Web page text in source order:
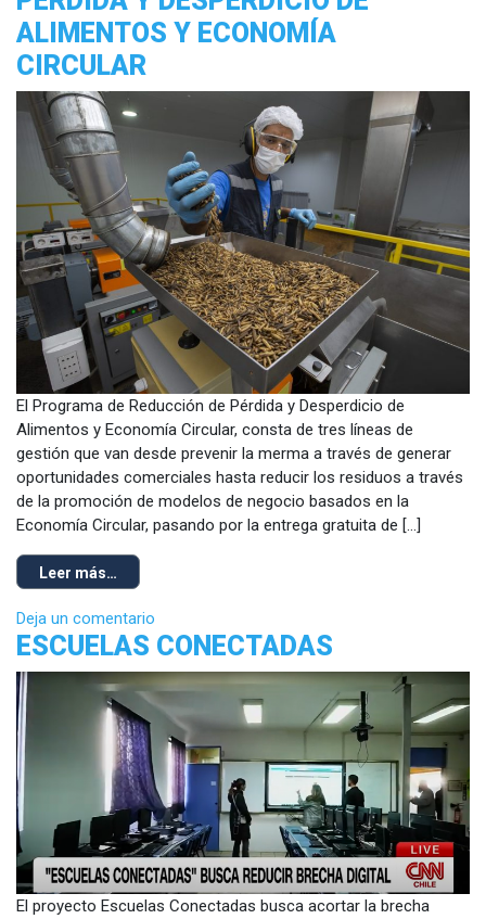
ALIMENTOS Y ECONOMÍA
CIRCULAR
El Programa de Reducción de Pérdida y Desperdicio de
Alimentos y Economía Circular, consta de tres líneas de
gestión que van desde prevenir la merma a través de generar
oportunidades comerciales hasta reducir los residuos a través
de la promoción de modelos de negocio basados en la
Economía Circular, pasando por la entrega gratuita de […]
Leer más…
Deja un comentario
ESCUELAS CONECTADAS
El proyecto Escuelas Conectadas busca acortar la brecha